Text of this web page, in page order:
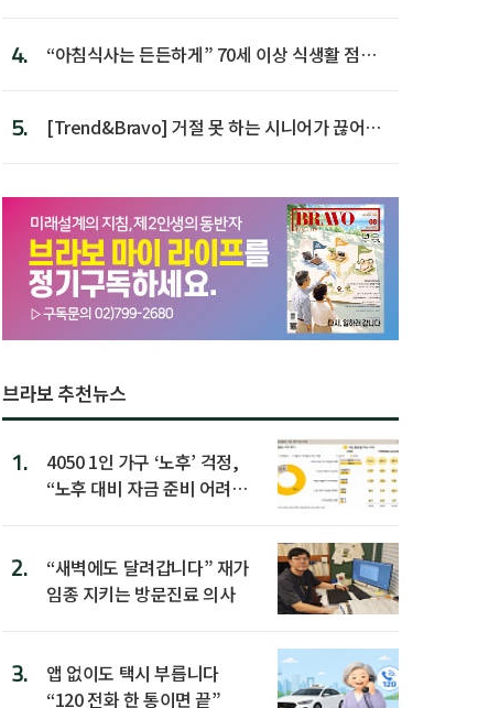
4.
“아침식사는 든든하게” 70세 이상 식생활 점수
5.
[Trend&Bravo] 거절 못 하는 시니어가 끊어야
브라보 추천뉴스
1.
4050 1인 가구 ‘노후’ 걱정,
“노후 대비 자금 준비 어려
2.
“새벽에도 달려갑니다” 재가
임종 지키는 방문진료 의사
3.
앱 없이도 택시 부릅니다
“120 전화 한 통이면 끝”